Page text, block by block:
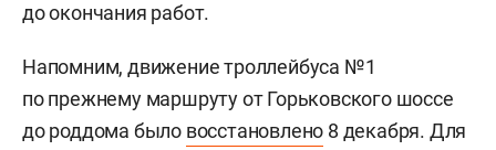
до окончания работ.
Напомним, движение троллейбуса №1
по прежнему маршруту от Горьковского шоссе
до роддома было восстановлено 8 декабря. Для